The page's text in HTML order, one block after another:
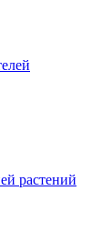
растений